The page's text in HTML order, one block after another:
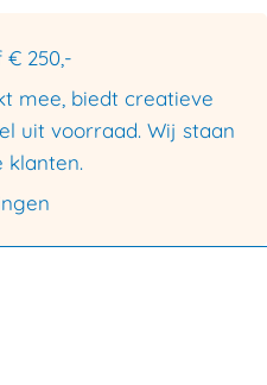
€ 250,-
mee, biedt creatieve
uit voorraad. Wij staan
klanten.